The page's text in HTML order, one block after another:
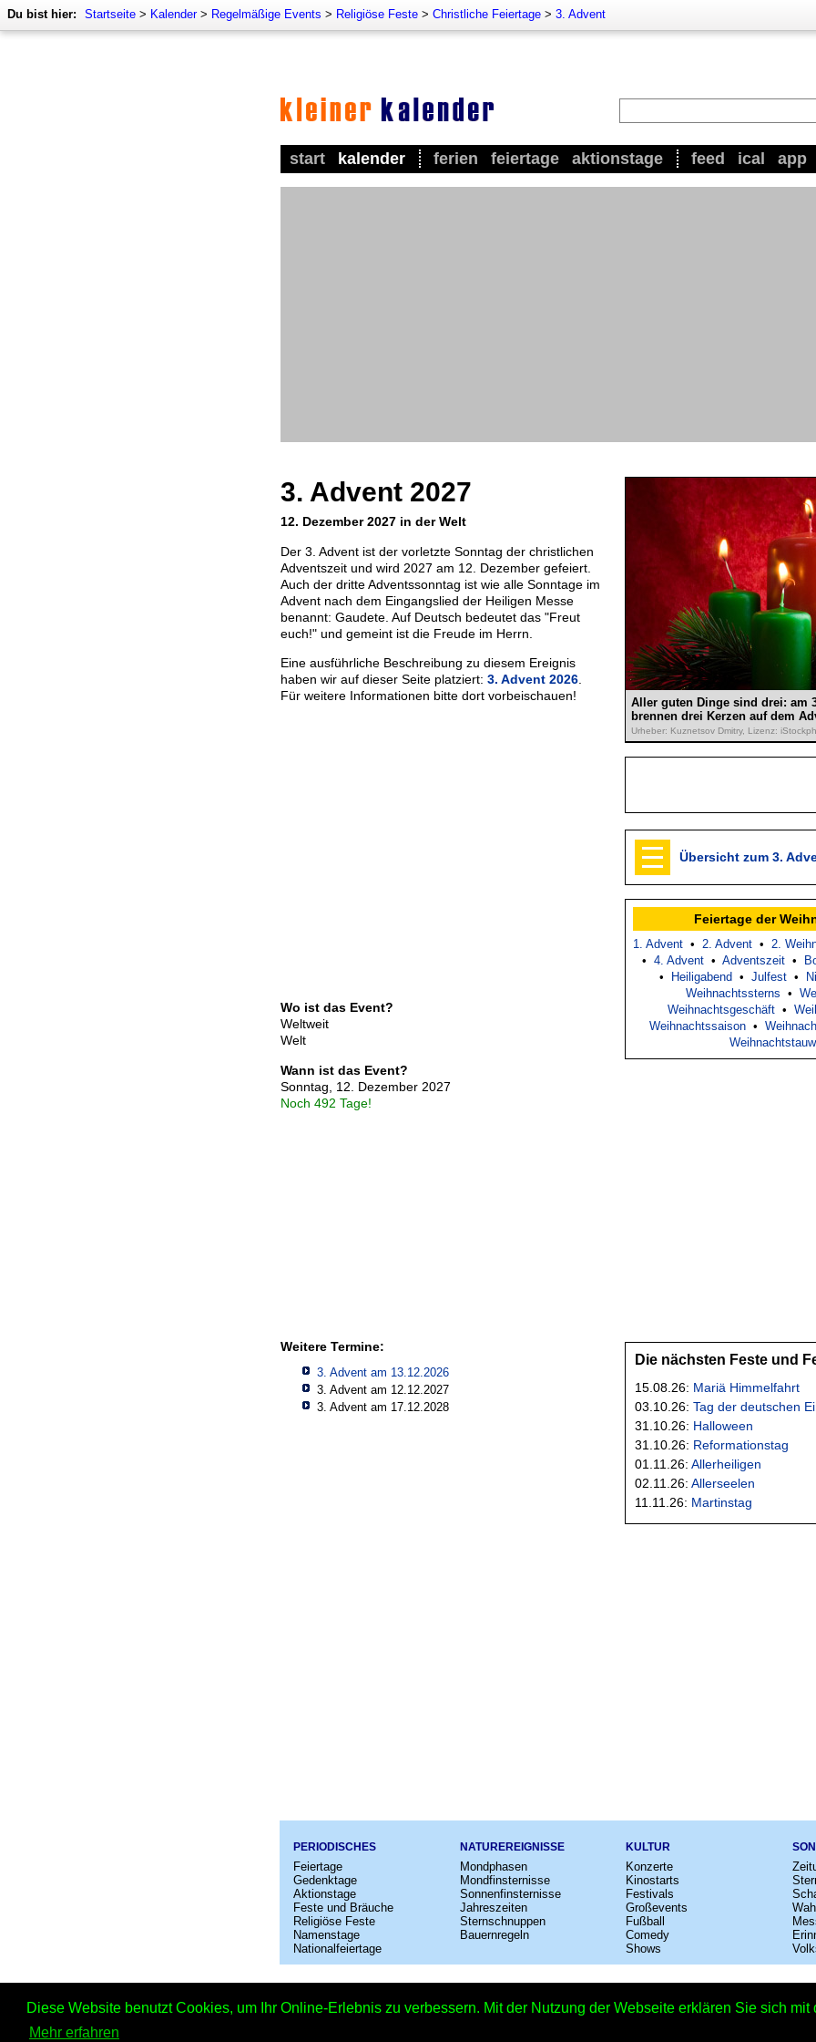
Diese Website benutzt Cookies, um Ihr Online-Erlebnis zu verbessern. Mit der Nutzung der Webseite erklären Sie sich
Mehr erfahren
Du bist hier: Startseite > Kalender> Regelmäßige Events > Religiöse Feste > Christliche Feiertage > 3. Advent
start kalender ferien feiertage aktionstage feed ical app
3. Advent 2027
12. Dezember 2027 in der Welt
Aller guten Dinge sind drei: am
brennen drei Kerzen auf dem
Urheber: Kuznetsov Dmitry, Lizenz:
Der 3. Advent ist der vorletzte Sonntag der christlichen
Adventszeit und wird 2027 am 12. Dezember gefeiert.
Auch der dritte Adventssonntag ist wie alle Sonntage im
Advent nach dem Eingangslied der Heiligen Messe
benannt: Gaudete. Auf Deutsch bedeutet das "Freut
euch!" und gemeint ist die Freude im Herrn.
Eine ausführliche Beschreibung zu diesem Ereignis
haben wir auf dieser Seite platziert: 3. Advent 2026
Für weitere Informationen bitte dort vorbeischauen!
Wo ist das Event?
Weltweit
Welt
Wann ist das Event?
Sonntag, 12. Dezember 2027
Noch 492 Tage!
Weitere Termine:
3. Advent am 13.12.2026
3. Advent am 12.12.2027
3. Advent am 17.12.2028
Übersicht zum 3.
Feiertage der
1. Advent • 2. Advent • 2.
• 4. Advent • Adventszeit •
•
Heiligabend • Julfest •
Weihnachtssterns •
Weihnachtsgeschäft •
Weihnachtssaison •
Die nächsten Feste und
15.08.26: Mariä Himmelfahrt
03.10.26: Tag der deutschen
31.10.26: Halloween
31.10.26: Reformationstag
01.11.26: Allerheiligen
02.11.26: Allerseelen
11.11.26: Martinstag
PERIODISCHES
Feiertage
Gedenktage
Aktionstage
Feste und Bräuche
Religiöse Feste
Namenstage
Nationalfeiertage
NATUREREIGNISSE
Mondphasen
Mondfinsternisse
Sonnenfinsternisse
Jahreszeiten
Sternschnuppen
Bauernregeln
KULTUR
Konzerte
Kinostarts
Festivals
Großevents
Fußball
Comedy
Shows
3. Advent 2027 - 12.12.2027 – Copyright © 2026 Kleiner Kalender